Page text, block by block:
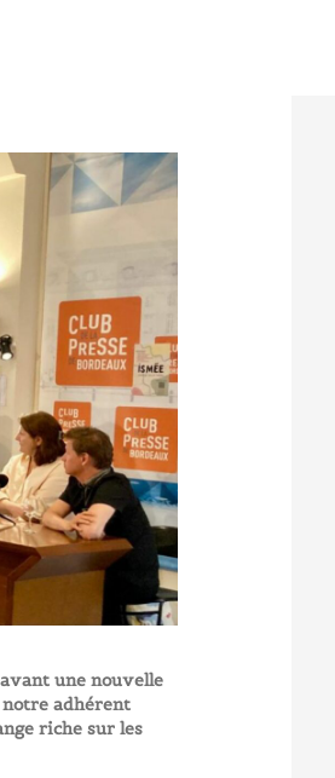
une nouvelle
adhérent
riche sur les